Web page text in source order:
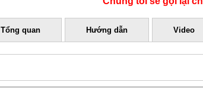
Tổng quan Hướng dẫn Video